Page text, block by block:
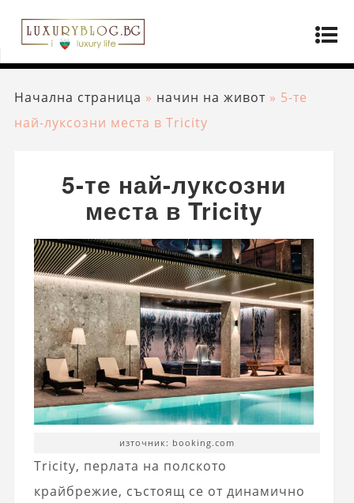
Начална страница » начин на живот» 5-те
най-луксозни места в Tricity
5-те най-луксозни
места в Tricity
източник: booking.com
Tricity, перлата на полското
крайбрежие, състоящ се от динамично